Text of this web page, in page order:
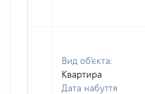
Вид об'єкта:
Квартира
Дата набуття